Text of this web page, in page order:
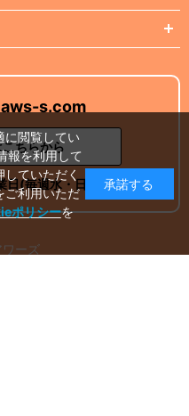
s.com
ちらから
日(毎週水・日曜日)を除く
ーズ
に閲覧してい
報を利用して
ていただく
ご利用いただ
ポリシーを
承諾する